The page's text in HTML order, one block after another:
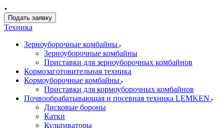
Подать заявку
Техника
Зерноуборочные комбайны
Зерноуборочные комбайны
Приставки для зерноуборочных комбайнов
Кормозаготовительная техника
Кормоуборочные комбайны
Приставки для кормоуборочных комбайнов
Почвообрабатывающая и посевная техника LEMKEN
Дисковые бороны
Катки
Культиваторы